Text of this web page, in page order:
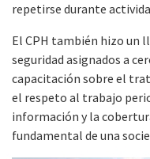
repetirse durante
El CPH también hizo un
seguridad asignados a
capacitación sobre el
el respeto al trabajo
información y la
fundamental de una